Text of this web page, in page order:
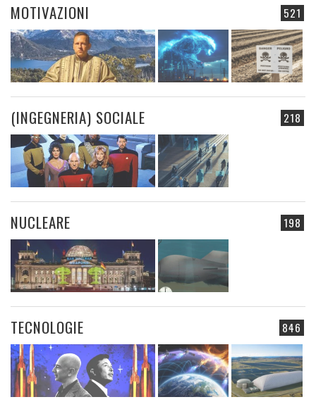
521
MOTIVAZIONI
218
(INGEGNERIA) SOCIALE
198
NUCLEARE
846
TECNOLOGIE